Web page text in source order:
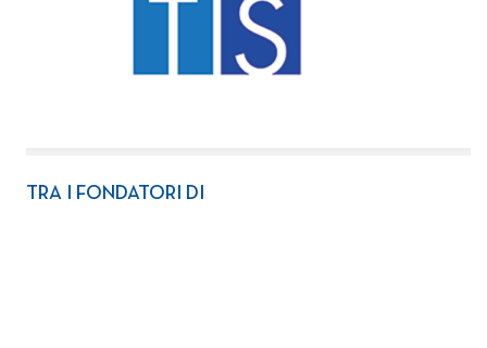
TRA I FONDATORI DI